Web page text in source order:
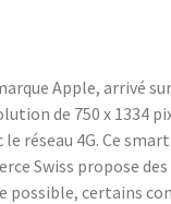
Apple, arrivé
de 750 x
réseau 4G. Ce
Swiss propose
certains